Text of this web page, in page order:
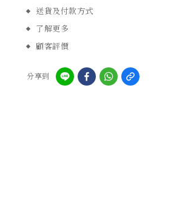
送貨及付款方式
了解更多
顧客評價
分享到